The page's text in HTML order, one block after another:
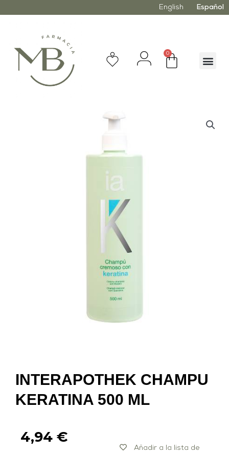
English Español
0
INTERAPOTHEK CHAMPU
KERATINA 500 ML
4,94 €
Añadir a la lista de